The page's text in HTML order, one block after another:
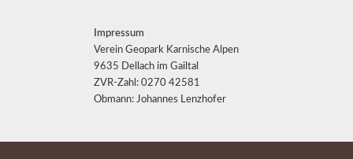
Impressum
Verein Geopark Karnische Alpen
9635 Dellach im Gailtal
ZVR-Zahl: 0270 42581
Obmann: Johannes Lenzhofer